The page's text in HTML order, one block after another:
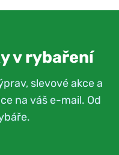
v rybaření
slevové akce a
na váš e-mail. Od